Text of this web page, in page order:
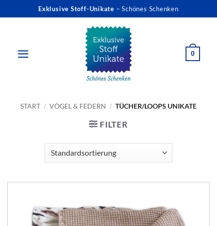
Inhalt
Exklusive Stoff-Unikate – Schönes Schenken
0
START / VÖGEL & FEDERN / TÜCHER/LOOPS UNIKATE
FILTER